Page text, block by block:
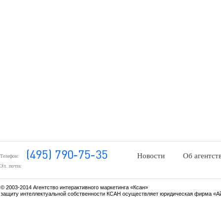
Телефон:
Эл. почта:
Новости Об
© 2003-2014 Агентство интерактивного маркетинга «Ксан»
защиту интеллектуальной собственности КСАН осуществляет юридическая фирма